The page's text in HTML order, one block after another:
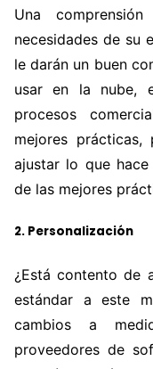
Una
necesidades de su
le darán un buen
usar en la nube,
procesos
mejores
ajustar lo que
de las mejores
2. Personalización
¿Está contento de
estándar a este
cambios a
proveedores de